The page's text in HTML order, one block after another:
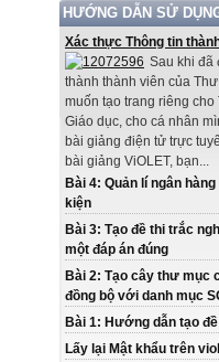
HƯỚNG DẪN SỬ
Xác thực Thông tin
Sau khi đã
thành thành viên của
muốn tạo trang riêng
Giáo dục, cho cá nhân
bài giảng điện tử trực
bài giảng ViOLET, bạn...
Bài 4: Quản lí ngân
kiện
Bài 3: Tạo đề thi trắc
một đáp án đúng
Bài 2: Tạo cây thư mục
đồng bộ với danh mục
Bài 1: Hướng dẫn tạo
Lấy lại Mật khẩu trên